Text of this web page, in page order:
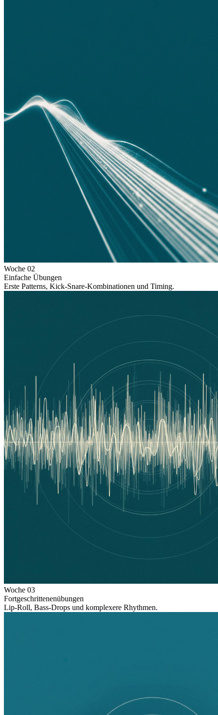
Woche 02
Einfache Übungen
Erste Patterns, Kick-Snare-Kombinationen und Timing.
Woche 03
Fortgeschrittenenübungen
Lip-Roll, Bass-Drops und komplexere Rhythmen.